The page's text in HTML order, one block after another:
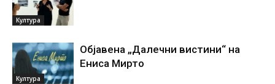
Култура
Култура
Објавена „Далечни вистини“ на
Ениса Мирто